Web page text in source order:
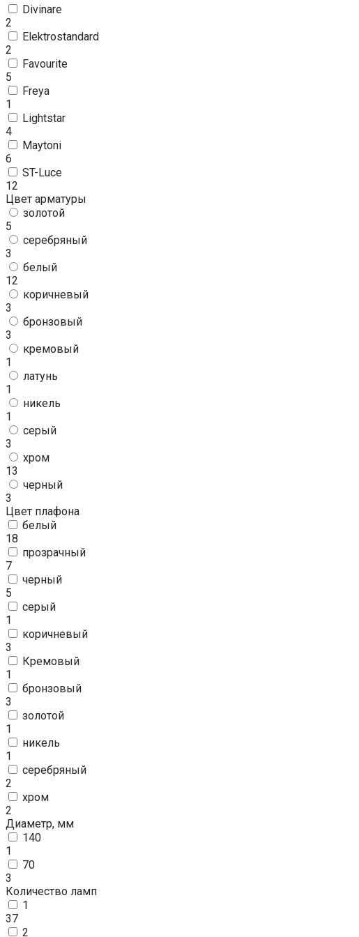
Divinare
2
Elektrostandard
2
Favourite
5
Freya
1
Lightstar
4
Maytoni
6
ST-Luce
12
Цвет арматуры
золотой
5
серебряный
3
белый
12
коричневый
3
бронзовый
3
кремовый
1
латунь
1
никель
1
серый
3
хром
13
черный
3
Цвет плафона
белый
18
прозрачный
7
черный
5
серый
1
коричневый
3
Кремовый
1
бронзовый
3
золотой
1
никель
1
серебряный
2
хром
2
Диаметр, мм
140
1
70
3
Количество ламп
1
37
2